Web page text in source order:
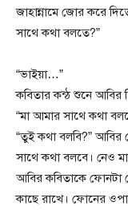
জাহান্নামে জোর করে
সাথে কথা বলতে?”
“ভাইয়া…”
কবিতার কন্ঠ শুনে আবির
“মা আমার সাথে কথা
“তুই কথা বলবি?” আবির
সাথে কথা বলবে। নেও
আবির কবিতাকে ফোনটা
কাছে রাখে। ফোনের